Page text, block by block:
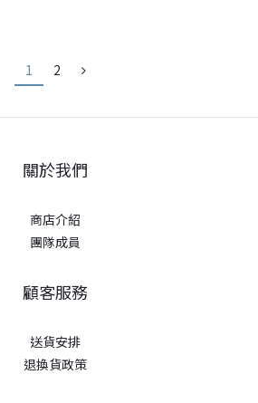
1 2
關於我們
商店介紹
團隊成員
顧客服務
送貨安排
退換貨政策